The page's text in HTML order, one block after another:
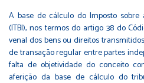
A base de cálculo do Imposto sobre
(ITBI), nos termos do artigo 38 do
venal dos bens ou direitos
de transação regular entre partes
falta de objetividade do conceito
aferição da base de cálculo do